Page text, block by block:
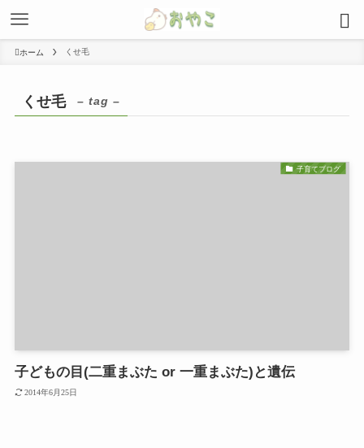
ホーム くせ毛
くせ毛 – tag –
子育てブログ
子どもの目(二重まぶた or 一重まぶた)と遺伝
2014年6月25日